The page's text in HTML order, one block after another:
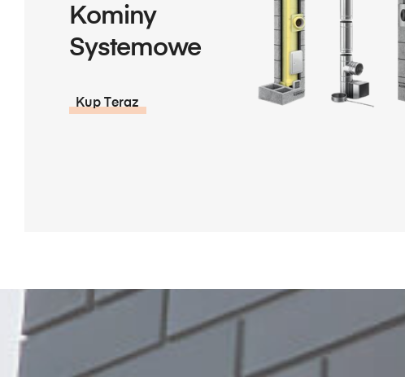
Kominy
Systemowe
Kup Teraz